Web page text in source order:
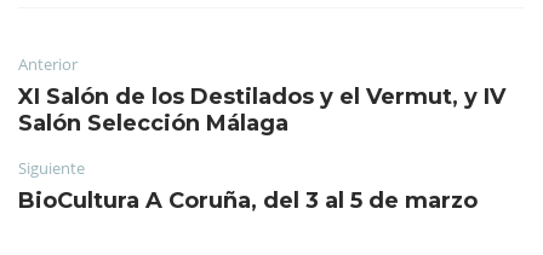
Anterior
XI Salón de los Destilados y el Vermut, y IV
Salón Selección Málaga
Siguiente
BioCultura A Coruña, del 3 al 5 de marzo